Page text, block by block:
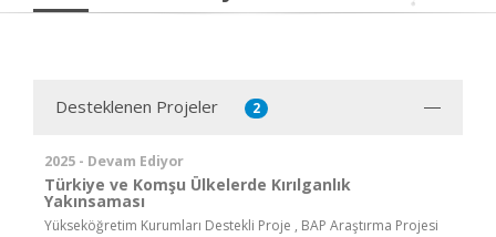
Desteklenen Projeler 2
2025 - Devam Ediyor
Türkiye ve Komşu Ülkelerde Kırılganlık
Yakınsaması
Yükseköğretim Kurumları Destekli Proje , BAP Araştırma Projesi